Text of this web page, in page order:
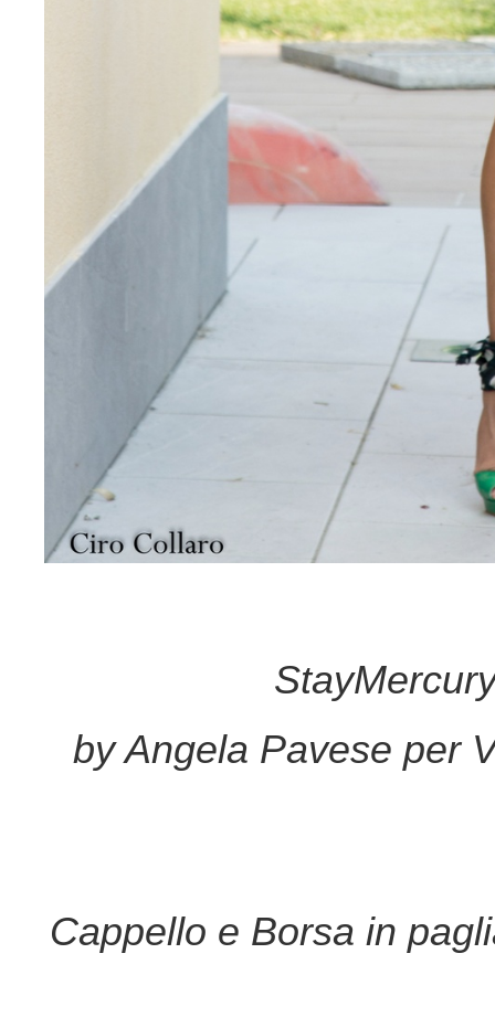
by Angela Pavese per
Cappello e Borsa in